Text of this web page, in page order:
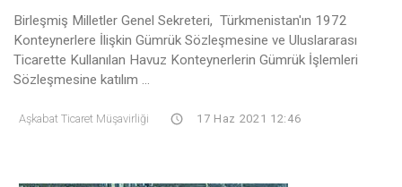
Birleşmiş Milletler Genel Sekreteri, Türkmenistan'ın 1972
Konteynerlere İlişkin Gümrük Sözleşmesine ve Uluslararası
Ticarette Kullanılan Havuz Konteynerlerin Gümrük İşlemleri
Sözleşmesine katılım ...
Aşkabat Ticaret Müşavirliği 17 Haz 2021 12:46